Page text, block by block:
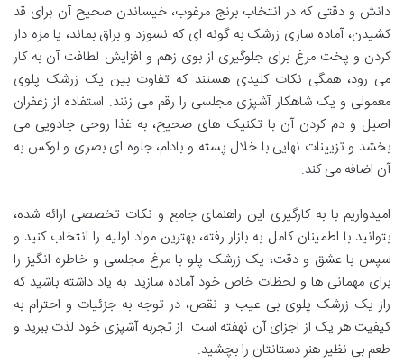
دانش و دقتی که در انتخاب برنج مرغوب، خیساندن صحیح آن برای قد
کشیدن، آماده سازی زرشک به گونه ای که نسوزد و براق بماند، یا مزه دار
کردن و پخت مرغ برای جلوگیری از بوی زهم و افزایش لطافت آن به کار
می رود، همگی نکات کلیدی هستند که تفاوت بین یک زرشک پلوی
معمولی و یک شاهکار آشپزی مجلسی را رقم می زنند. استفاده از زعفران
اصیل و دم کردن آن با تکنیک های صحیح، به غذا روحی جادویی می
بخشد و تزیینات نهایی با خلال پسته و بادام، جلوه ای بصری و لوکس به
آن اضافه می کند.
امیدواریم با به کارگیری این راهنمای جامع و نکات تخصصی ارائه شده،
بتوانید با اطمینان کامل به بازار رفته، بهترین مواد اولیه را انتخاب کنید و
سپس با عشق و دقت، یک زرشک پلو با مرغ مجلسی و خاطره انگیز را
برای مهمانی ها و لحظات خاص خود آماده سازید. به یاد داشته باشید که
راز یک زرشک پلوی بی عیب و نقص، در توجه به جزئیات و احترام به
کیفیت هر یک از اجزای آن نهفته است. از تجربه آشپزی خود لذت ببرید و
طعم بی نظیر هنر دستانتان را بچشید.